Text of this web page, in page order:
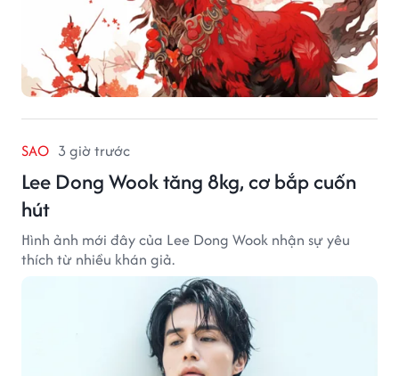
SAO 3 giờ trước
Lee Dong Wook tăng 8kg, cơ bắp cuốn
hút
Hình ảnh mới đây của Lee Dong Wook nhận sự yêu
thích từ nhiều khán giả.